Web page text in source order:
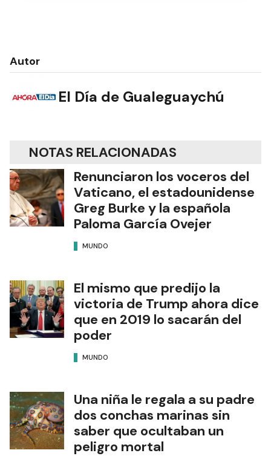
Autor
El Día de Gualeguaychú
NOTAS RELACIONADAS
Renunciaron los voceros del
Vaticano, el estadounidense
Greg Burke y la española
Paloma García Ovejer
MUNDO
El mismo que predijo la
victoria de Trump ahora dice
que en 2019 lo sacarán del
poder
MUNDO
Una niña le regala a su padre
dos conchas marinas sin
saber que ocultaban un
peligro mortal